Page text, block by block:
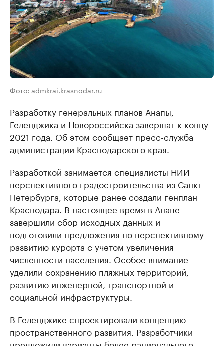
Фото: admkrai.krasnodar.ru
Разработку генеральных планов Анапы,
Геленджика и Новороссийска завершат к концу
2021 года. Об этом сообщает пресс-служба
администрации Краснодарского края.
Разработкой занимается специалисты НИИ
перспективного градостроительства из Санкт-
Петербурга, которые ранее создали генплан
Краснодара. В настоящее время в Анапе
завершили сбор исходных данных и
подготовили предложения по перспективному
развитию курорта с учетом увеличения
численности населения. Особое внимание
уделили сохранению пляжных территорий,
развитию инженерной, транспортной и
социальной инфраструктуры.
В Геленджике спроектировали концепцию
пространственного развития. Разработчики